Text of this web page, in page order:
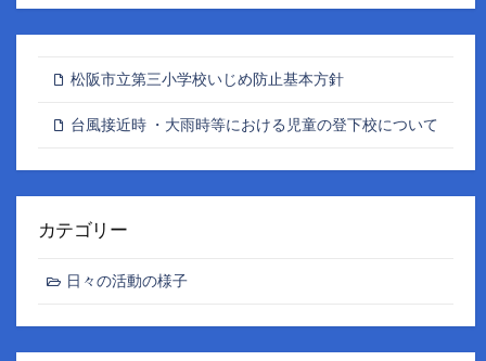
松阪市立第三小学校いじめ防止基本方針
台風接近時 ・大雨時等における児童の登下校について
カテゴリー
日々の活動の様子